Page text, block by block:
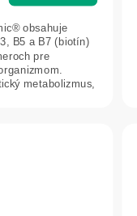
obsahuje
B5 a B7 (biotín)
pre
metabolizmus,